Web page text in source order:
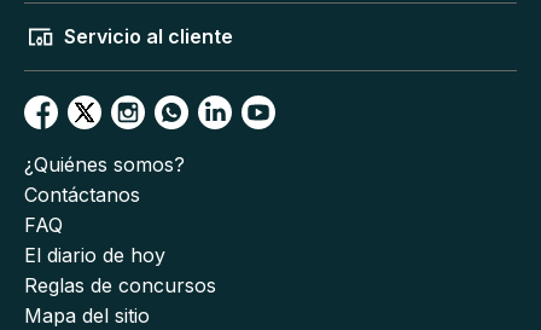
Servicio al cliente
¿Quiénes somos?
Contáctanos
FAQ
El diario de hoy
Reglas de concursos
Mapa del sitio